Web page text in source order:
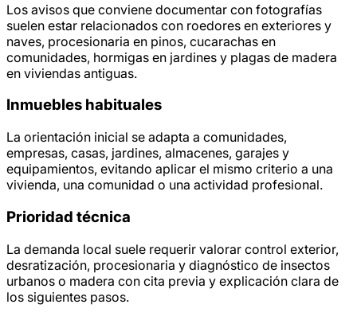
Los avisos que conviene documentar con fotografías
suelen estar relacionados con roedores en exteriores y
naves, procesionaria en pinos, cucarachas en
comunidades, hormigas en jardines y plagas de madera
en viviendas antiguas.
Inmuebles habituales
La orientación inicial se adapta a comunidades,
empresas, casas, jardines, almacenes, garajes y
equipamientos, evitando aplicar el mismo criterio a una
vivienda, una comunidad o una actividad profesional.
Prioridad técnica
La demanda local suele requerir valorar control exterior,
desratización, procesionaria y diagnóstico de insectos
urbanos o madera con cita previa y explicación clara de
los siguientes pasos.